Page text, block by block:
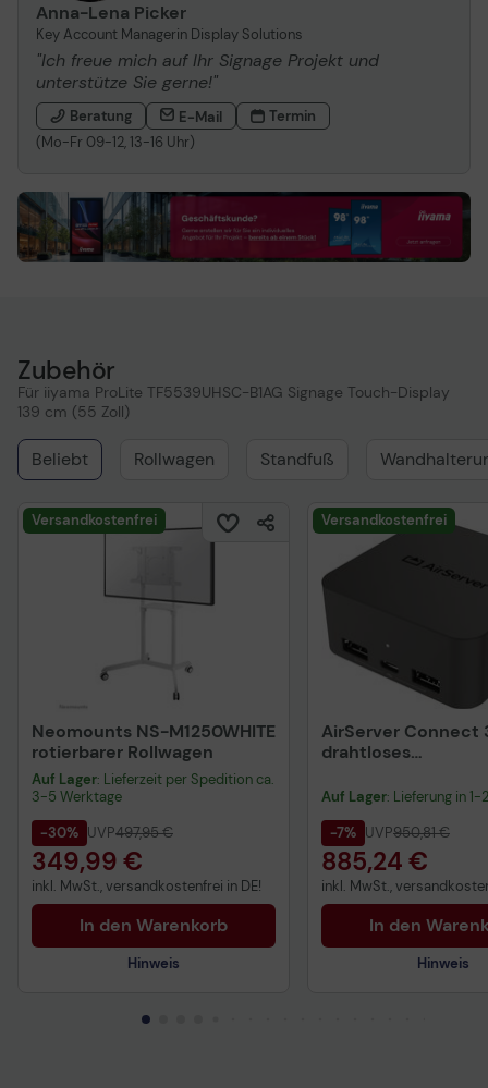
Anna-Lena Picker
Key Account Managerin Display Solutions
"Ich freue mich auf Ihr Signage Projekt und
unterstütze Sie gerne!"
Beratung E-Mail
Termin
(Mo-Fr 09-12, 13-16 Uhr)
Zubehör
Für iiyama ProLite TF5539UHSC-B1AG Signage Touch-Display
139 cm (55 Zoll)
Beliebt Rollwagen Standfuß
Versandkostenfrei
Neomounts NS-M1250WHITE
rotierbarer Rollwagen
Auf Lager: Lieferzeit per Spedition ca.
3-5 Werktage
-30% UVP497,95 €
349,99 €
inkl. MwSt., versandkostenfrei in DE!
In den Warenkorb
Hinweis
Versandkostenfrei
AirServer Connect
drahtloses
Auf Lager: Lieferung in
-7% UVP950,81 €
885,24 €
inkl. MwSt.,
In den
Hinweis